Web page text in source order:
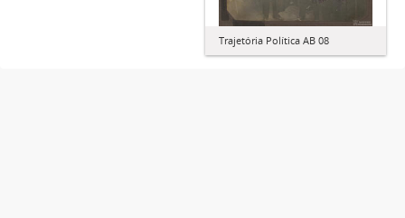
Trajetória Política AB 08